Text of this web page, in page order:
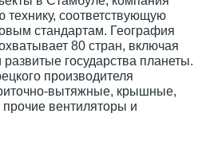
технику, соответствующую
стандартам. География
80 стран, включая
государства планеты.
производителя
вытяжные, крышные,
вентиляторы и